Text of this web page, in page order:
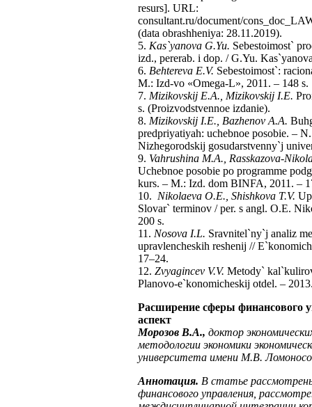
resurs]. URL:
consultant.ru/document/
(data obrashheniya: 28.11.2019).
5. Kas`yanova G.Yu. Sebestoimost`
izd., pererab. i dop. / G.Yu.
6. Behtereva E.V. Sebestoimost`:
M.: Izd-vo «Omega-L», 2011. – 148
7. Mizikovskij E.A., Mizikovskij I.E.
s. (Proizvodstvennoe izdanie).
8. Mizikovskij I.E., Bazhenov A.A.
predpriyatiyah: uchebnoe posobie. –
Nizhegorodskij gosudarstvenny`j
9. Vahrushina M.A., Rasskazova-
Uchebnoe posobie po programme
kurs. – M.: Izd. dom BINFA, 2011. –
10. Nikolaeva O.E., Shishkova T.V.
Slovar` terminov / per. s angl. O.E.
200 s.
11. Nosova I.L. Sravnitel`ny`j analiz
upravlencheskih reshenij //
17–24.
12. Zvyagincev V.V. Metody`
Planovo-e`konomicheskij otdel. –
Расширение сферы финансового
аспект
Морозов В.А., доктор
методологии экономики
университета имени М.В.
Аннотация. В статье
финансового управления,